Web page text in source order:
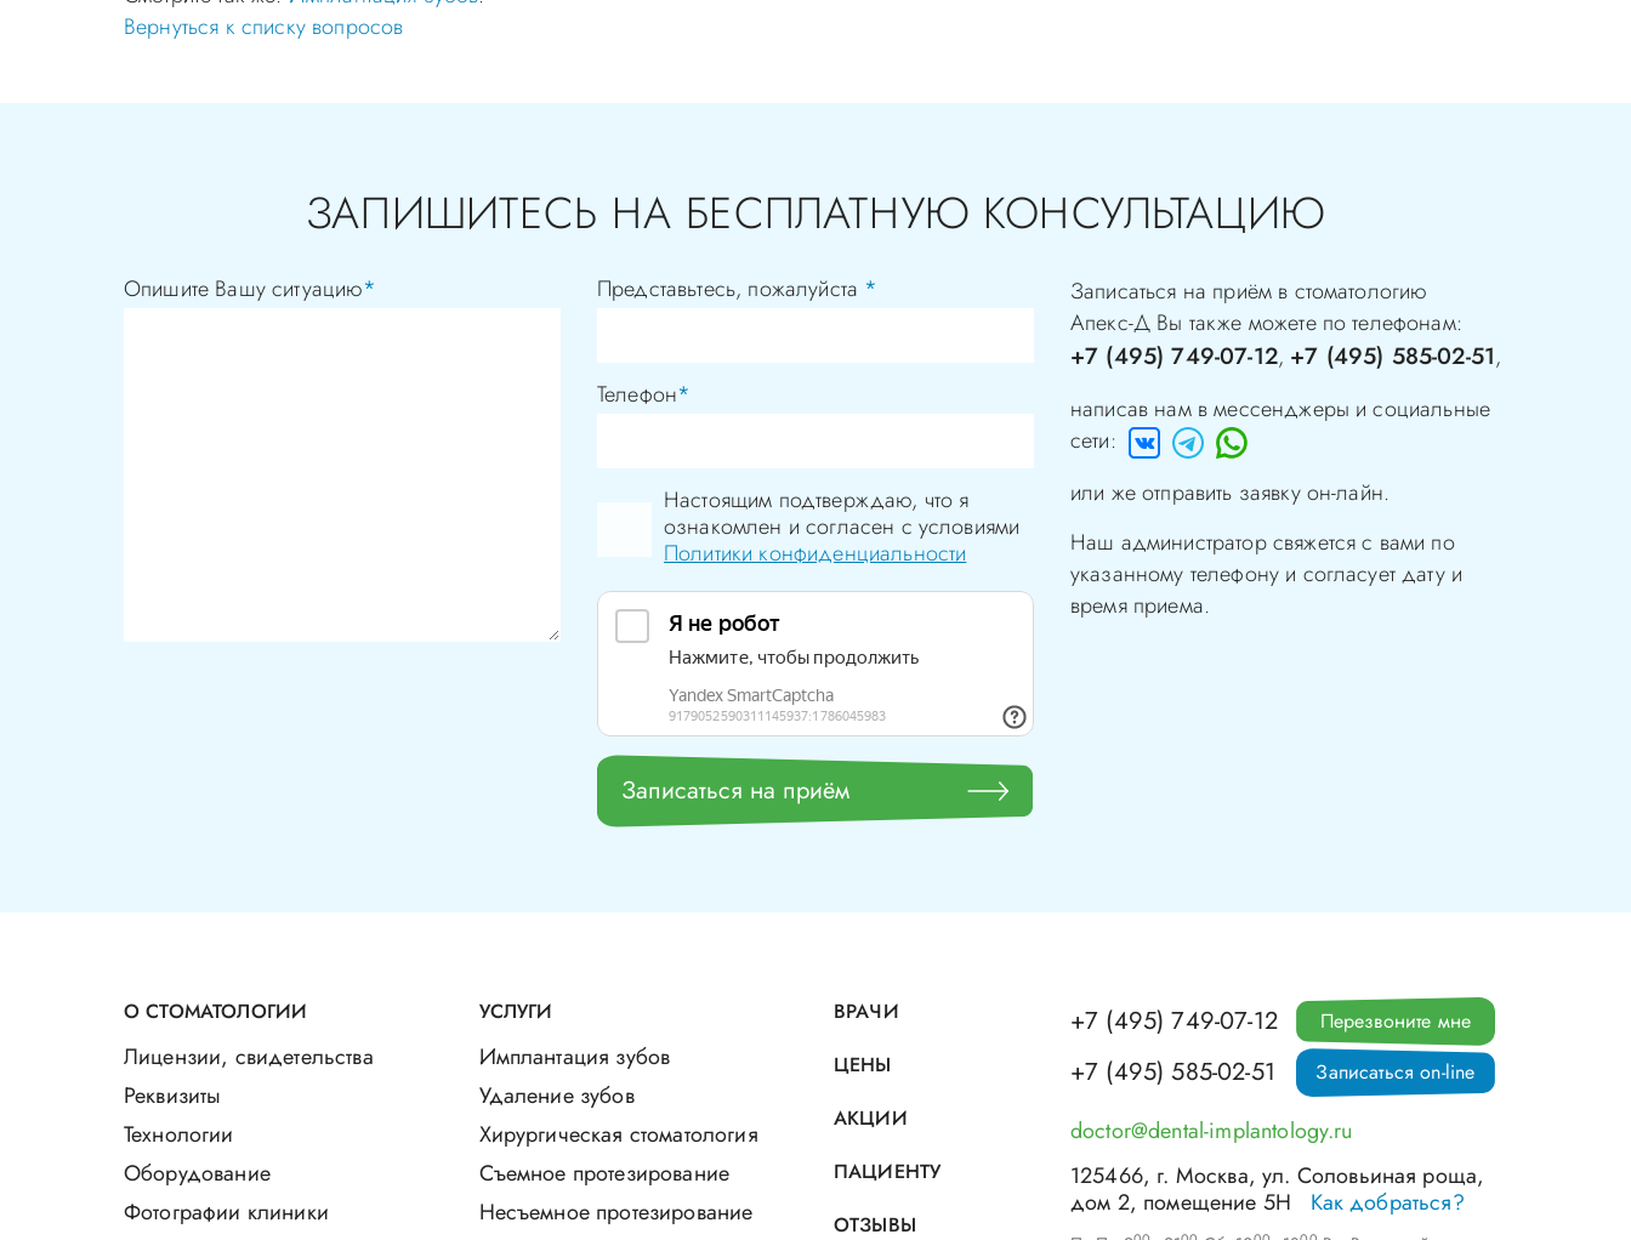
Вернуться к списку вопросов
ЗАПИШИТЕСЬ НА БЕСПЛАТНУЮ КОНСУЛЬТАЦИЮ
Представьтесь, пожалуйста *
Телефон*
Опишите Вашу ситуацию*
Настоящим подтверждаю, что я
ознакомлен и согласен с условиями
Политики конфиденциальности
Записаться на приём
Записаться на приём в стоматологию
Апекс-Д Вы также можете по телефонам:
+7 (495) 749-07-12, +7 (495) 585-02-51,
написав нам в мессенджеры и социальные
сети:
или же отправить заявку он-лайн.
Наш администратор свяжется с вами по
указанному телефону и согласует дату и
время приема.
О СТОМАТОЛОГИИ
Лицензии, свидетельства
Реквизиты
Технологии
Оборудование
Фотографии клиники
УСЛУГИ
Имплантация зубов
Удаление зубов
Хирургическая стоматология
Съемное протезирование
Несъемное протезирование
ВРАЧИ
ЦЕНЫ
АКЦИИ
ПАЦИЕНТУ
ОТЗЫВЫ
+7 (495) 749-07-12
+7 (495) 585-02-51
Перезвоните мне
Записаться on-line
doctor@dental-implantology.ru
125466, г. Москва,ул. Соловьиная роща,
дом 2, помещение 5Н
Как добраться?